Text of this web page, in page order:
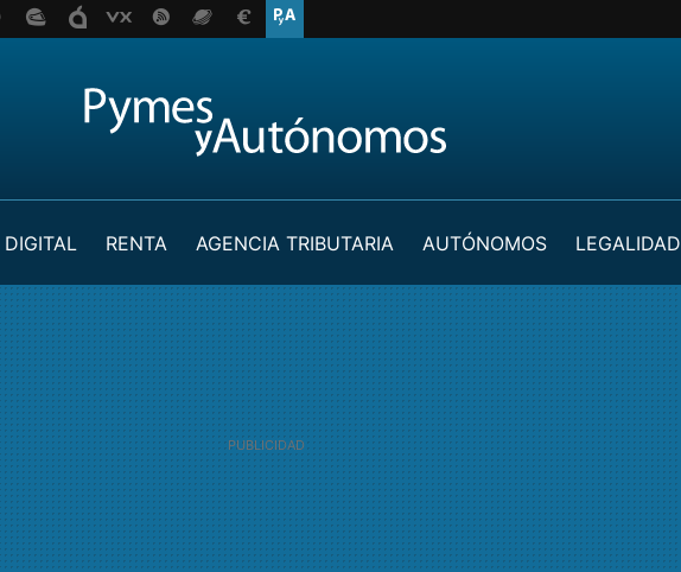
DIGITAL RENTA AGENCIA TRIBUTARIA AUTÓNOMOS
LEGALIDAD